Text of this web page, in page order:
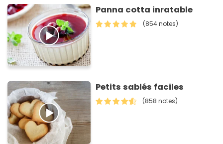
Panna cotta inratable
(854 notes)
Petits sablés faciles
(858 notes)